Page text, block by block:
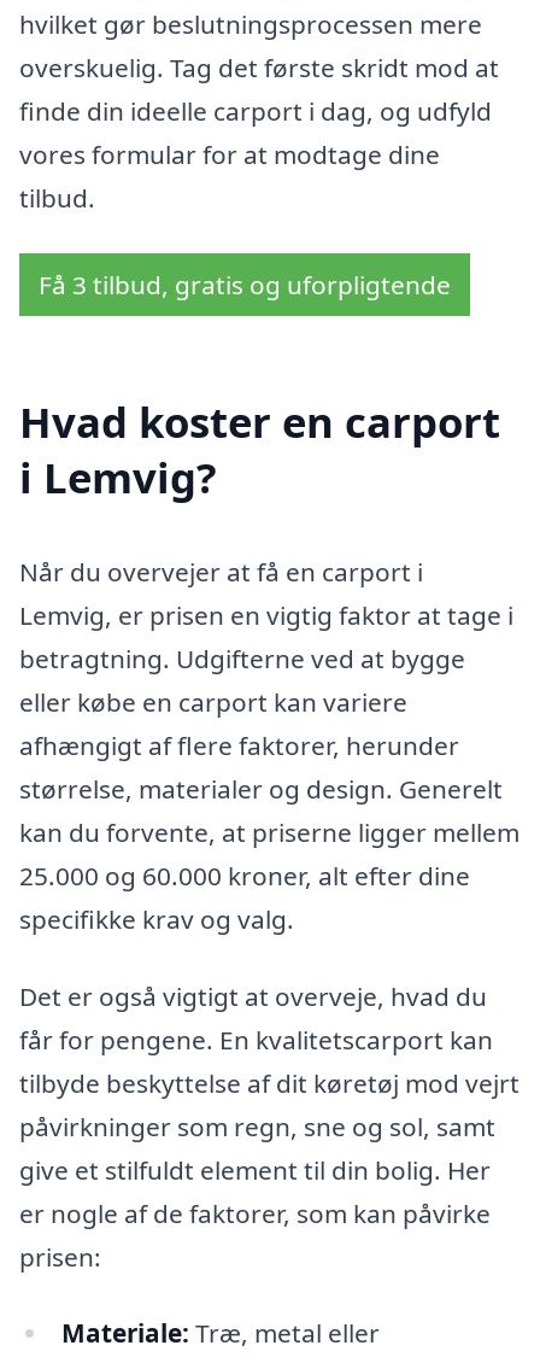
hvilket gør beslutningsprocessen mere
overskuelig. Tag det første skridt mod at
finde din ideelle carport i dag, og udfyld
vores formular for at modtage dine
tilbud.
Få 3 tilbud, gratis og uforpligtende
Hvad koster en carport
i Lemvig?
Når du overvejer at få en carport i
Lemvig, er prisen en vigtig faktor at tage i
betragtning. Udgifterne ved at bygge
eller købe en carport kan variere
afhængigt af flere faktorer, herunder
størrelse, materialer og design. Generelt
kan du forvente, at priserne ligger mellem
25.000 og 60.000 kroner, alt efter dine
specifikke krav og valg.
Det er også vigtigt at overveje, hvad du
får for pengene. En kvalitetscarport kan
tilbyde beskyttelse af dit køretøj mod vejrt
påvirkninger som regn, sne og sol, samt
give et stilfuldt element til din bolig. Her
er nogle af de faktorer, som kan påvirke
prisen:
Materiale: Træ, metal eller